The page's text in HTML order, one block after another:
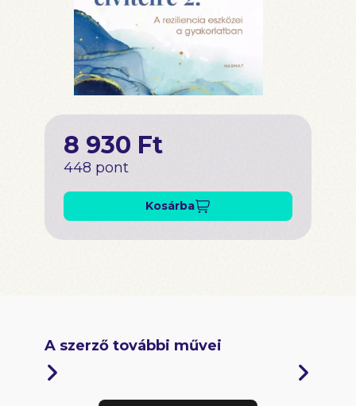
8 930 Ft
448 pont
Kosárba
A szerző további művei